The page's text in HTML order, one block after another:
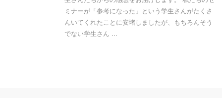
ミナーが「参考になった」という学生さんがたくさ
んいてくれたことに安堵しましたが、もちろんそう
でない学生さん ...